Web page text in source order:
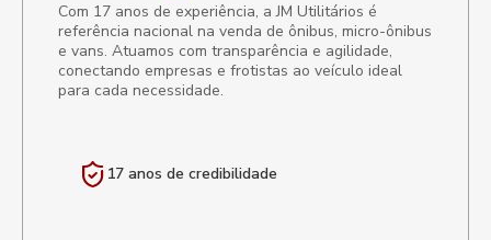
Com 17 anos de experiência, a JM Utilitários é
referência nacional na venda de ônibus, micro-ônibus
e vans. Atuamos com transparência e agilidade,
conectando empresas e frotistas ao veículo ideal
para cada necessidade.
17 anos de credibilidade